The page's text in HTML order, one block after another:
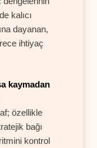
kalıcı
dayanan,
ihtiyaç
kaymadan
özellikle
bağı
kontrol